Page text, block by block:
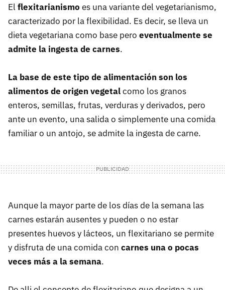
El flexitarianismo es una variante del vegetarianismo,
caracterizado por la flexibilidad. Es decir, se lleva un
dieta vegetariana como base pero eventualmente se
admite la ingesta de carnes.
La base de este tipo de alimentación son los
alimentos de origen vegetalcomo los granos
enteros, semillas, frutas, verduras y derivados, pero
ante un evento, una salida o simplemente una comida
familiar o un antojo, se admite la ingesta de carne.
Aunque la mayor parte de los días de la semana las
carnes estarán ausentes y pueden o no estar
presentes huevos y lácteos, un flexitariano se permite
y disfruta de una comida con carnes una o pocas
veces más a la semana.